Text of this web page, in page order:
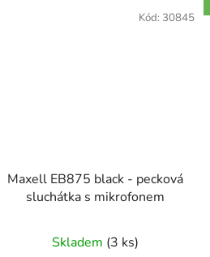
Maxell EB875 black - pecková
sluchátka s mikrofonem
Skladem (3 ks)
Kód: 30845